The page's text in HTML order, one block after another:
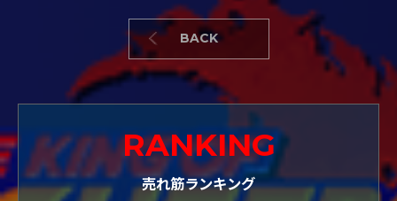
RANKING
売れ筋ランキング
BACK